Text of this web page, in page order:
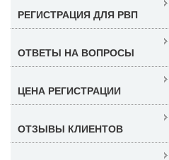
РЕГИСТРАЦИЯ ДЛЯ РВП
ОТВЕТЫ НА ВОПРОСЫ
ЦЕНА РЕГИСТРАЦИИ
ОТЗЫВЫ КЛИЕНТОВ